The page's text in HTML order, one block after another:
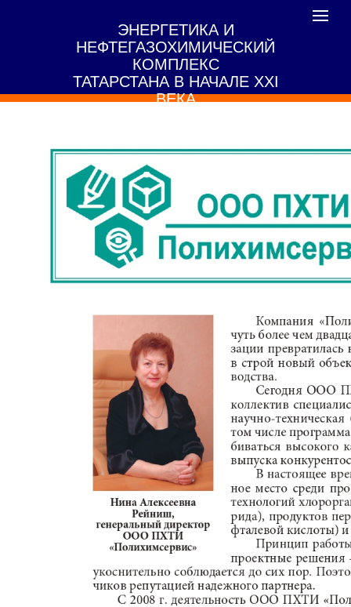
ЭНЕРГЕТИКА И
НЕФТЕГАЗОХИМИЧЕСКИЙ
КОМПЛЕКС
ТАТАРСТАНА В НАЧАЛЕ XXI
ВЕКА
Toggle